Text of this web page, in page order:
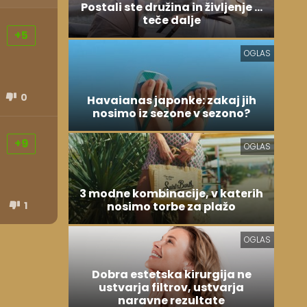
+5
0
+9
1
Postali ste družina in življenje ...
teče dalje
OGLAS
Havaianas japonke: zakaj jih
nosimo iz sezone v sezono?
OGLAS
3 modne kombinacije, v katerih
nosimo torbe za plažo
OGLAS
Dobra estetska kirurgija ne
ustvarja filtrov, ustvarja
naravne rezultate